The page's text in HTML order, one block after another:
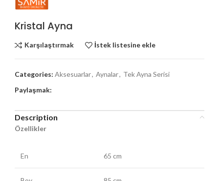
Kristal Ayna
Karşılaştırmak İstek listesine ekle
Categories: Aksesuarlar, Aynalar, Tek Ayna Serisi
Paylaşmak:
Description
Özellikler
En 65 cm